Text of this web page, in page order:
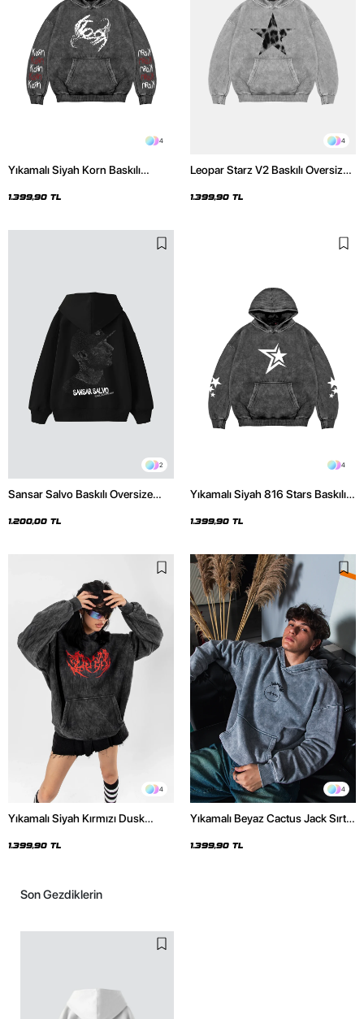
4
Yıkamalı Siyah Korn Baskılı
1.399,90 TL
4
Leopar Starz V2 Baskılı Oversize
Hoodie
1.399,90 TL
2
Sansar Salvo Baskılı Oversize
1.200,00 TL
4
Yıkamalı Siyah 816 Stars Baskılı
1.399,90 TL
4
Yıkamalı Siyah Kırmızı Dusk
1.399,90 TL
4
Yıkamalı Beyaz Cactus Jack Sırt
1.399,90 TL
Son Gezdiklerin